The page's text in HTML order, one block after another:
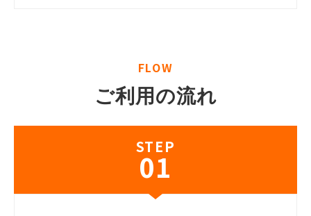
FLOW
ご利用の流れ
STEP
01